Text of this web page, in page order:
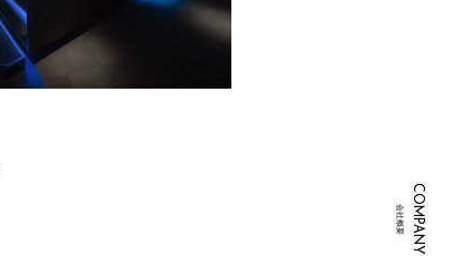
COMPANY
会社概要